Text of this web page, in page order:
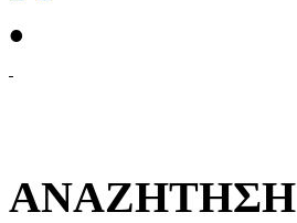
•
ΑΝΑΖΗΤΗΣΗ